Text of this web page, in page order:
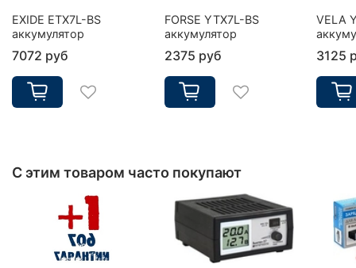
EXIDE ETX7L-BS
аккумулятор
7072 руб
FORSE YTX7L-BS
аккумулятор
2375 руб
VELA
3125
С этим товаром часто покупают